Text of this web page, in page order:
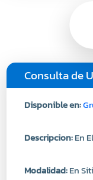
Consulta de
Disponible en:
Descripcion:En
Modalidad:En